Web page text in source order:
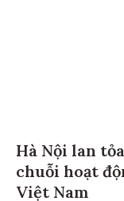
Hà Nội lan
chuỗi hoạt
Việt Nam